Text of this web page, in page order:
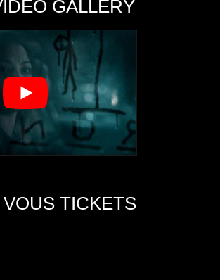
GALLERY
TICKETS